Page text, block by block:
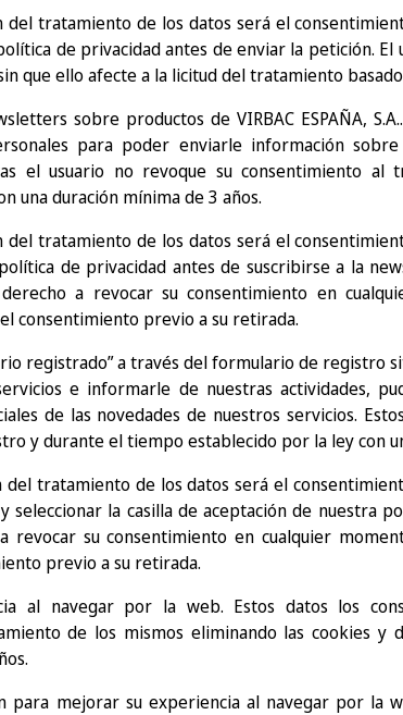
del tratamiento de los datos será el
de privacidad antes de enviar la petición.
que ello afecte a la licitud del tratamiento
sobre productos de VIRBAC ESPAÑA,
para poder enviarle información
el usuario no revoque su consentimiento
una duración mínima de 3 años.
del tratamiento de los datos será el
de privacidad antes de suscribirse a la
a revocar su consentimiento en
consentimiento previo a su retirada.
registrado” a través del formulario de registro
e informarle de nuestras actividades,
de las novedades de nuestros servicios.
y durante el tiempo establecido por la ley con
del tratamiento de los datos será el
la casilla de aceptación de nuestra
revocar su consentimiento en cualquier
previo a su retirada.
al navegar por la web. Estos datos los
de los mismos eliminando las cookies
para mejorar su experiencia al navegar por la